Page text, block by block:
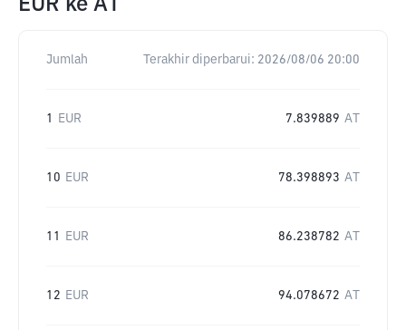
EUR ke AT
Jumlah Terakhir diperbarui: 2026/08/06 20:00
1 EUR 7.839889 AT
10 EUR 78.398893 AT
11 EUR 86.238782 AT
12 EUR 94.078672 AT